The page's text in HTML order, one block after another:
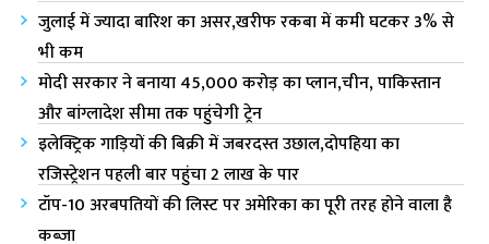
जुलाई में ज्यादा बारिश का असर,खरीफ रकबा में कमी घटकर 3% से
भी कम
मोदी सरकार ने बनाया 45,000 करोड़ का प्लान,चीन, पाकिस्तान
और बांग्लादेश सीमा तक पहुंचेगी ट्रेन
इलेक्ट्रिक गाड़ियों की बिक्री में जबरदस्त उछाल,दोपहिया का
रजिस्ट्रेशन पहली बार पहुंचा 2 लाख के पार
टॉप-10 अरबपतियों की लिस्ट पर अमेरिका‌ का पूरी तरह होने वाला है
कब्जा